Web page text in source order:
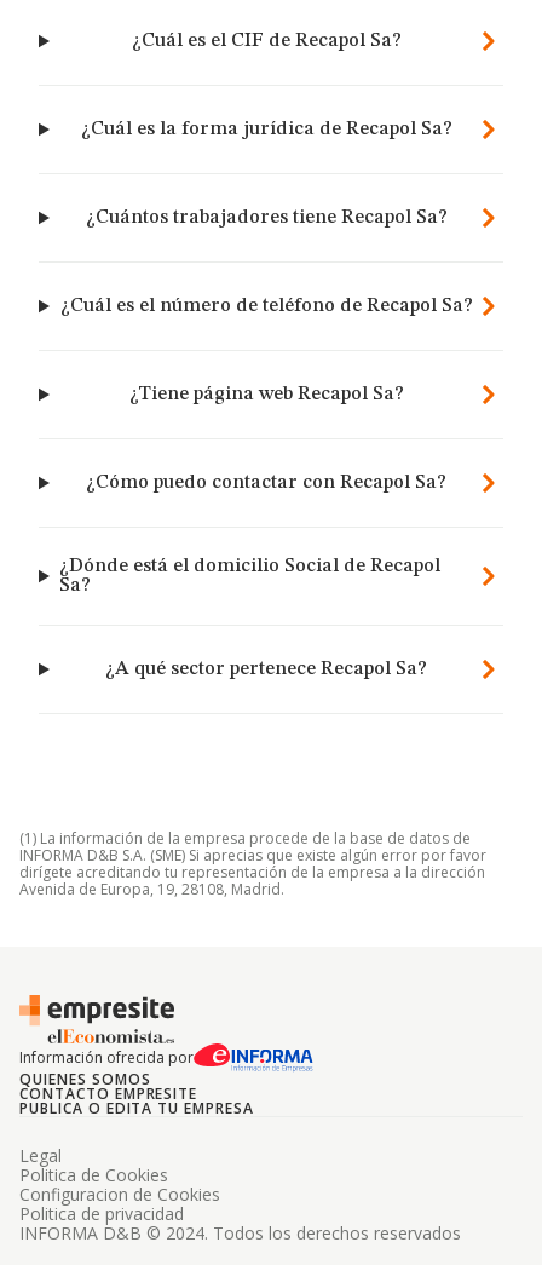
¿Cuál es el CIF de Recapol Sa?
¿Cuál es la forma jurídica de Recapol Sa?
¿Cuántos trabajadores tiene Recapol Sa?
¿Cuál es el número de teléfono de Recapol Sa?
¿Tiene página web Recapol Sa?
¿Cómo puedo contactar con Recapol Sa?
¿Dónde está el domicilio Social de Recapol
Sa?
¿A qué sector pertenece Recapol Sa?
(1) La información de la empresa procede de la base de datos de
INFORMA D&B S.A. (SME) Si aprecias que existe algún error por favor
dirígete acreditando tu representación de la empresa a la dirección
Avenida de Europa, 19, 28108, Madrid.
Información ofrecida por
QUIENES SOMOS
CONTACTO EMPRESITE
PUBLICA O EDITA TU EMPRESA
INFORMA D&B © 2024. Todos los derechos reservados
Legal
Politica de Cookies
Configuracion de Cookies
Politica de privacidad